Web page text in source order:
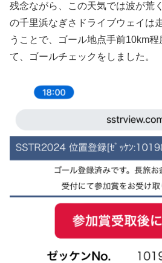
残念ながら、この天気では波が荒
の千里浜なぎさドライブウェイは
うことで、ゴール地点手前10km
て、ゴールチェックをしました。